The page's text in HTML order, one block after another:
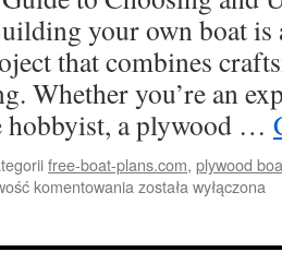
your own boat is
that combines
Whether you’re an
hobbyist, a plywood …
free-boat-plans.com, plywood
komentowania The
to
została wyłączona